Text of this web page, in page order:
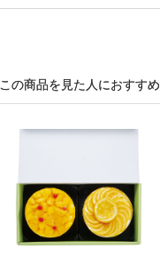
この商品を見た人におすすめ